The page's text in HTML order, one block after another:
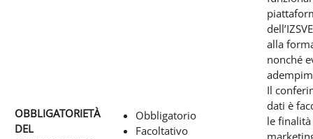
OBBLIGATORIETÀ
DEL
Obbligatorio
Facoltativo
alla
nonché
Il
dati è
le